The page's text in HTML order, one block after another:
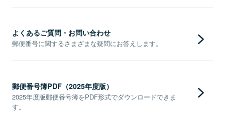
よくあるご質問・お問い合わせ
郵便番号に関するさまざまな疑問にお答えします。
郵便番号簿PDF（2025年度版）
2025年度版郵便番号簿をPDF形式でダウンロードできま
す。